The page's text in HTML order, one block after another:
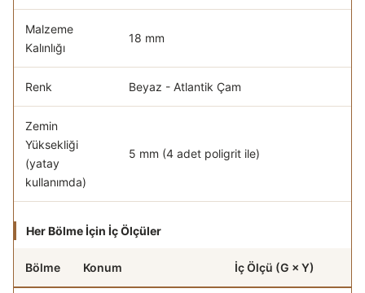
Malzeme
Kalınlığı
18 mm
Renk Beyaz - Atlantik Çam
Zemin
Yüksekliği
(yatay
kullanımda)
5 mm (4 adet poligrit ile)
Her Bölme İçin İç Ölçüler
Bölme Konum İç Ölçü (G × Y)